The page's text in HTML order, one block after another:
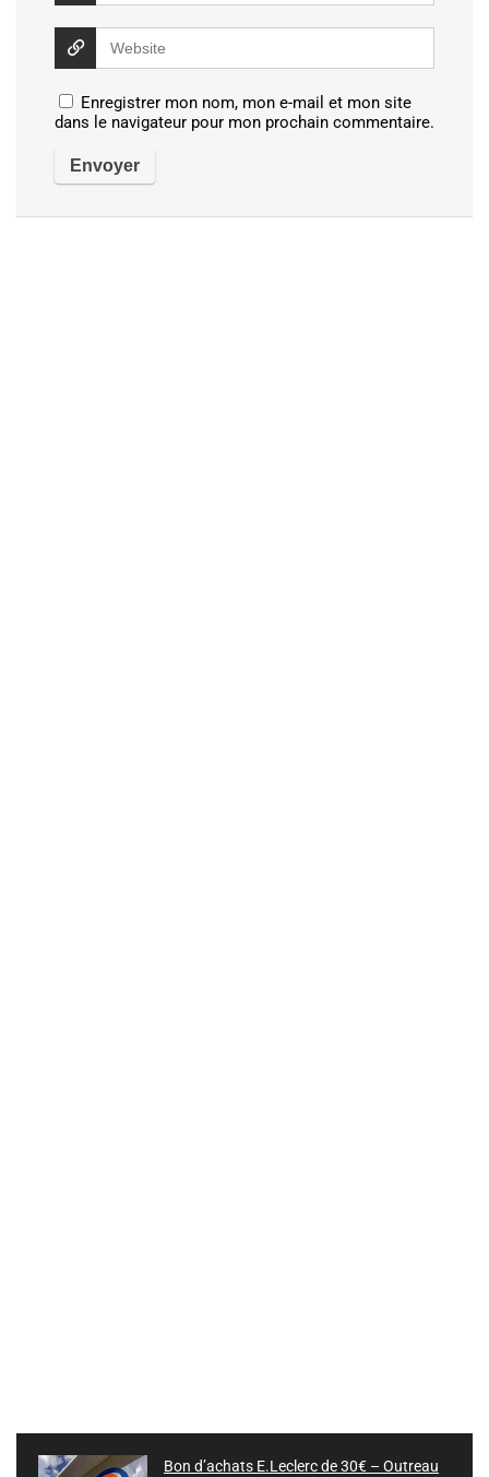
Enregistrer mon nom, mon e-mail et mon site
dans le navigateur pour mon prochain commentaire.
Bon d’achats E.Leclerc de 30€ – Outreau